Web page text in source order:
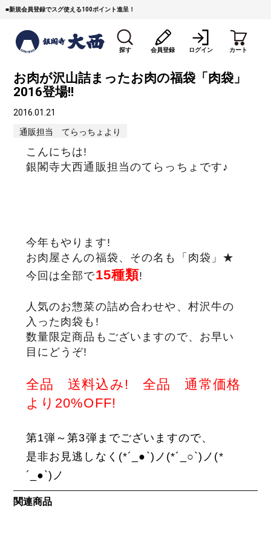
■新規会員登録でスグ使える100ポイント進呈！
探す
すき焼き 焼 肉 ステーキ
タレ類 村沢牛
（熟）
会員登録 ログイン カート
お肉が沢山詰まったお肉の福袋「肉袋」
2016登場!!
2016.01.21
通販担当 てらっちょより
こんにちは!
銀閣寺大西通販担当のてらっちょです♪
今年もやります!
お肉屋さんの福袋、その名も「肉袋」★
今回は全部で15種類!
人気のお惣菜の詰め合わせや、村沢牛の
入った肉袋も!
数量限定商品もございますので、お早い
目にどうぞ!
全品 送料込み! 全品 通常価格
より20%OFF!
第1弾～第3弾までございますので、
是非お見逃しなく(*´_●`)ノ(*´_○`)ノ(*
´_●`)ノ
関連商品